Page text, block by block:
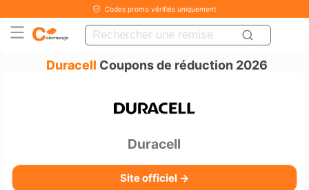
Codes promo vérifiés uniquement
Duracell Coupons de réduction 2026
Duracell
Site officiel →